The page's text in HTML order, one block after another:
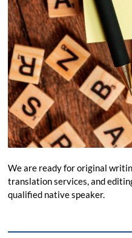
We are ready for original
translation services, and
qualified native speaker.